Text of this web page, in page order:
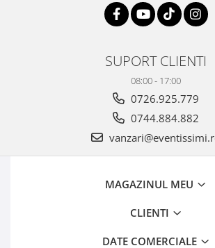
SUPORT CLIENTI
08:00 - 17:00
0726.925.779
0744.884.882
MAGAZINUL MEU
CLIENTI
DATE COMERCIALE